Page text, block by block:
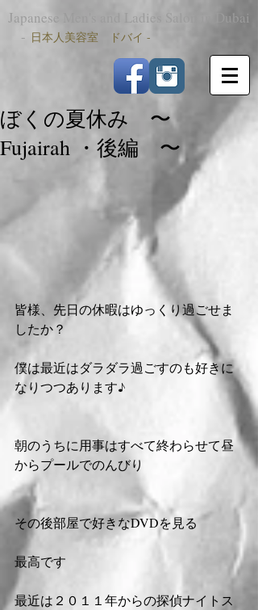
Japanese Men's and Ladies Salon in Dubai
- 日本人美容室 ドバイ -
ぼくの夏休み 〜
Fujairah ・後編 〜
皆様、先日の休暇はゆっくり過ごせま
したか？
僕は最近はダラダラ過ごすのも好きに
なりつつあります♪
朝のうちに用事はすべて終わらせて昼
からプールでのんびり
その後部屋で好きなDVDを見る
最高です
最近は２０１１年からの探偵ナイトス